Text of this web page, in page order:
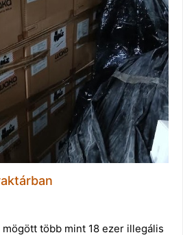
több mint 18 ezer illegális